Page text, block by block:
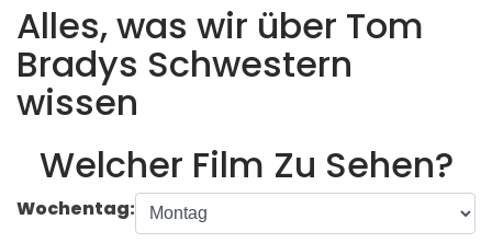
Alles, was wir über Tom
Bradys Schwestern
wissen
Welcher Film Zu Sehen?
Wochentag: